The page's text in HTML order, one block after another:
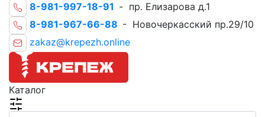
8-981-997-18-91 - пр. Елизарова д.1
8-981-967-66-88 - Новочеркасский пр.29/10
zakaz@krepezh.online
Каталог